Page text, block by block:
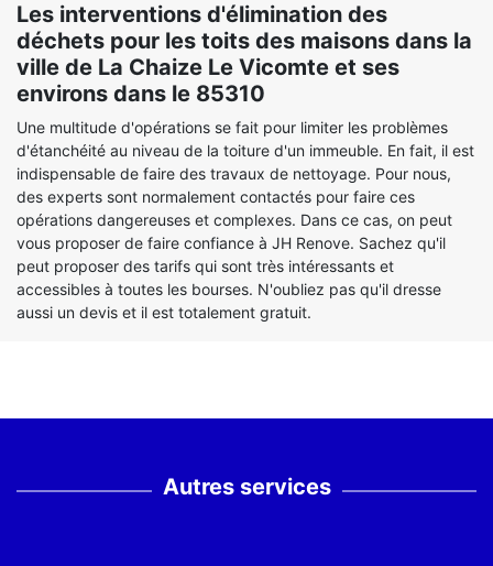
Les interventions d'élimination des
déchets pour les toits des maisons dans la
ville de La Chaize Le Vicomte et ses
environs dans le 85310
Une multitude d'opérations se fait pour limiter les problèmes
d'étanchéité au niveau de la toiture d'un immeuble. En fait, il est
indispensable de faire des travaux de nettoyage. Pour nous,
des experts sont normalement contactés pour faire ces
opérations dangereuses et complexes. Dans ce cas, on peut
vous proposer de faire confiance à JH Renove. Sachez qu'il
peut proposer des tarifs qui sont très intéressants et
accessibles à toutes les bourses. N'oubliez pas qu'il dresse
aussi un devis et il est totalement gratuit.
Autres services